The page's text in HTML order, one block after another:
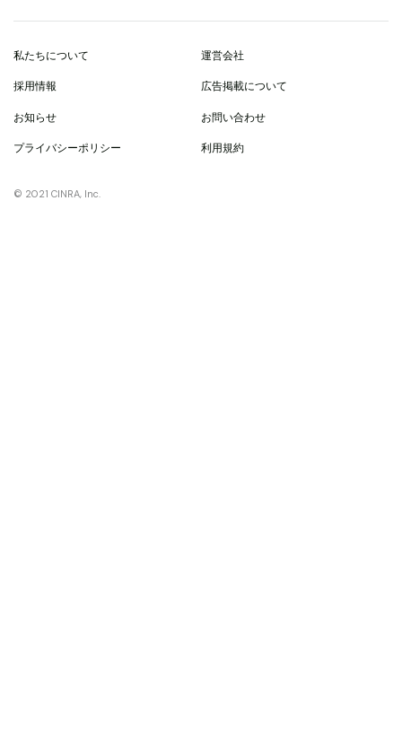
私たちについて 運営会社
採用情報 広告掲載について
お知らせ お問い合わせ
プライバシーポリシー 利用規約
© 2021 CINRA, Inc.